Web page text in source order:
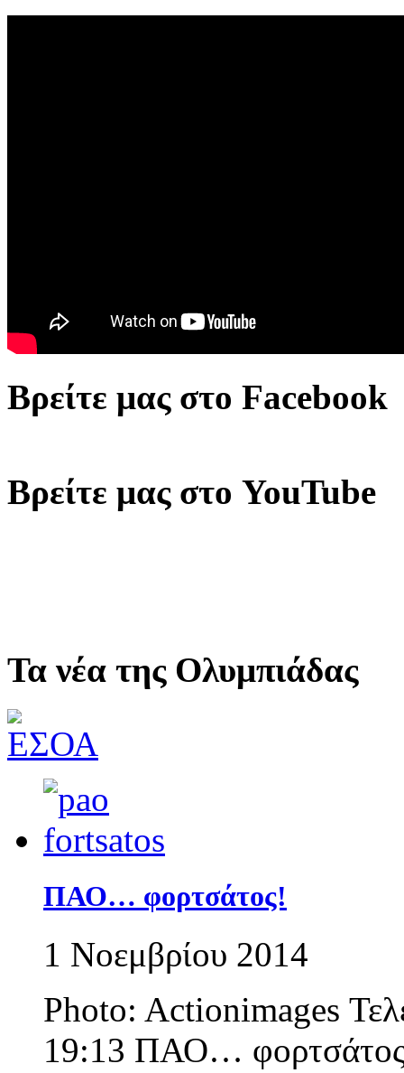
Βρείτε μας στο Facebook
Βρείτε μας στο YouTube
Τα νέα της Ολυμπιάδας
ΠΑΟ… φορτσάτος!
1 Νοεμβρίου 2014
Photo: Actionimages
19:13 ΠΑΟ…